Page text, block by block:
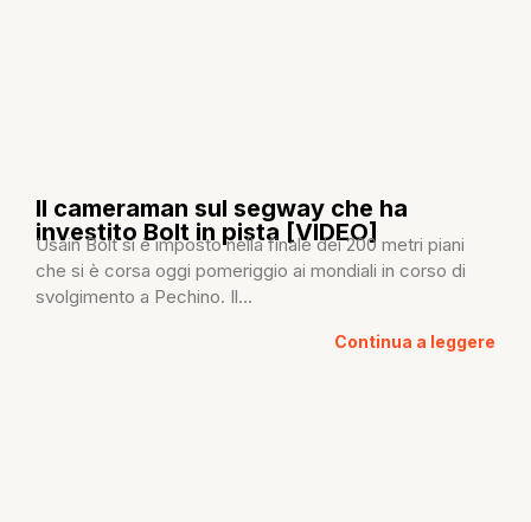
Il cameraman sul segway che ha
investito Bolt in pista [VIDEO]
Usain Bolt si è imposto nella finale dei 200 metri piani
che si è corsa oggi pomeriggio ai mondiali in corso di
svolgimento a Pechino. Il...
Continua a leggere